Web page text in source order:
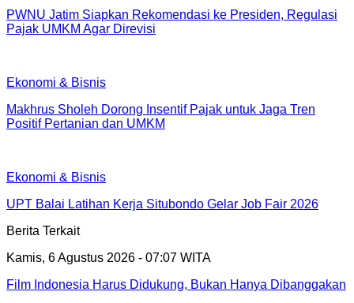
PWNU Jatim Siapkan Rekomendasi ke Presiden, Regulasi
Pajak UMKM Agar Direvisi
Ekonomi & Bisnis
Makhrus Sholeh Dorong Insentif Pajak untuk Jaga Tren
Positif Pertanian dan UMKM
Ekonomi & Bisnis
UPT Balai Latihan Kerja Situbondo Gelar Job Fair 2026
Berita Terkait
Kamis, 6 Agustus 2026 - 07:07 WITA
Film Indonesia Harus Didukung, Bukan Hanya Dibanggakan